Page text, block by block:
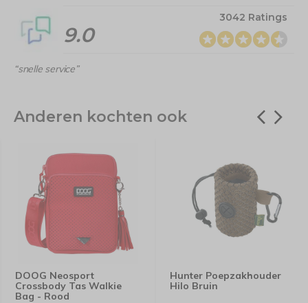
9.0
3042 Ratings
“snelle service”
Anderen kochten ook
DOOG Neosport
Crossbody Tas Walkie
Bag - Rood
Hunter Poepzakhouder
Hilo Bruin